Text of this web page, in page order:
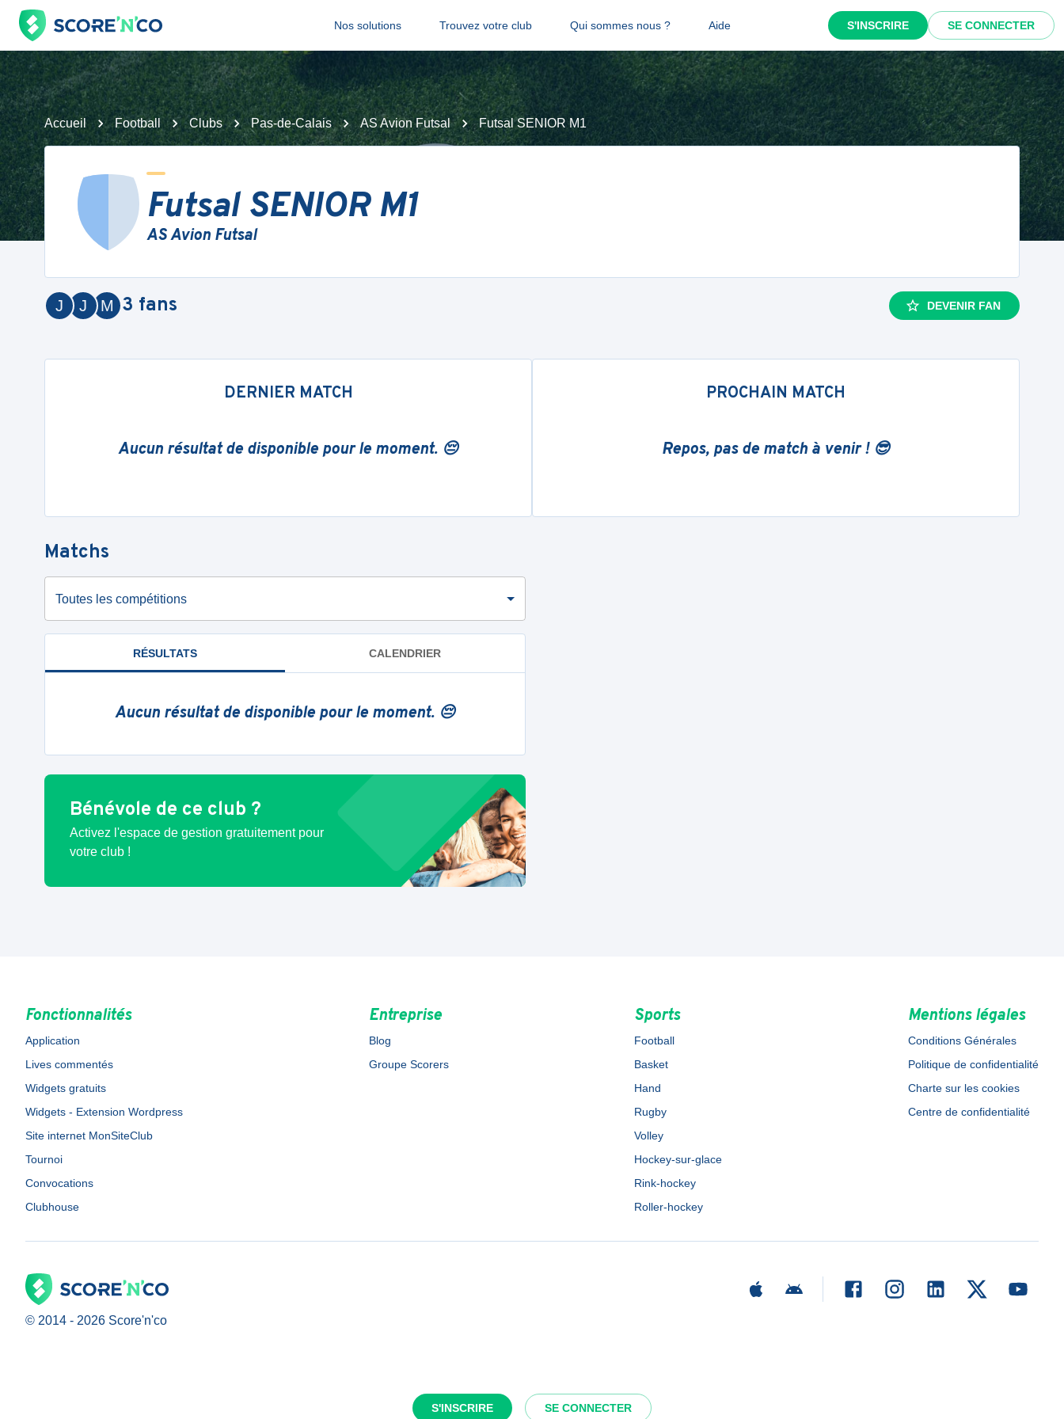
Nos solutions Trouvez votre club Qui sommes nous ? Aide S'INSCRIRE SE CONNECTER
S'INSCRIRE SE CONNECTER
Accueil Football Clubs Pas-de-Calais AS Avion Futsal Futsal SENIOR M1
Futsal SENIOR M1
AS Avion Futsal
M
J
J 3 fans DEVENIR FAN
DERNIER MATCH
Aucun résultat de disponible pour le moment. 😔
PROCHAIN MATCH
Repos, pas de match à venir ! 😎
Matchs
Toutes les compétitions
RÉSULTATS CALENDRIER
Aucun résultat de disponible pour le moment. 😔
Bénévole de ce club ?
Activez l'espace de gestion gratuitement pour
votre club !
Fonctionnalités
Application
Lives commentés
Widgets gratuits
Widgets - Extension Wordpress
Site internet MonSiteClub
Tournoi
Convocations
Clubhouse
Entreprise
Blog
Groupe Scorers
Sports
Football
Basket
Hand
Rugby
Volley
Hockey-sur-glace
Rink-hockey
Roller-hockey
Mentions légales
Conditions Générales
Politique de confidentialité
Charte sur les cookies
Centre de confidentialité
© 2014 - 2026 Score'n'co